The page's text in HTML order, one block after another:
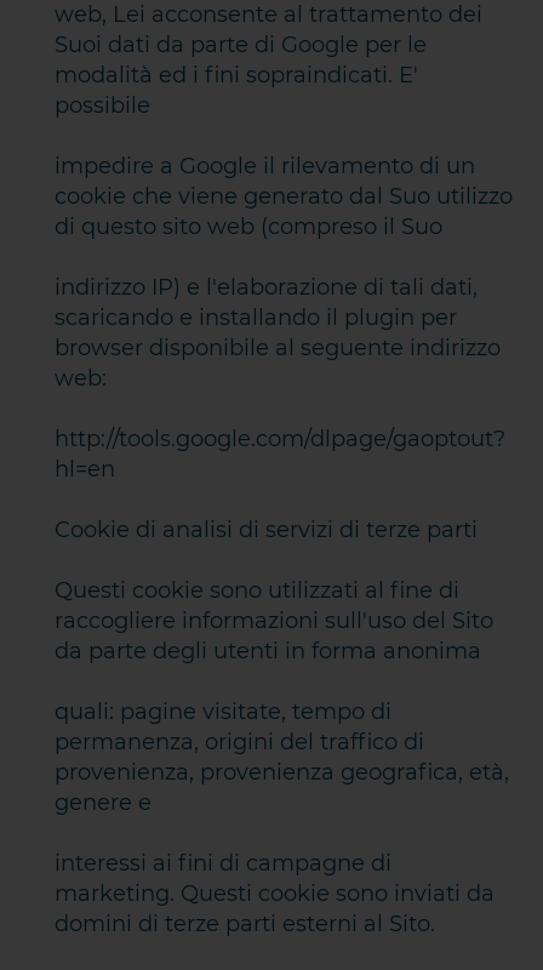
web, Lei acconsente al trattamento dei
Suoi dati da parte di Google per le
modalità ed i fini sopraindicati. E'
possibile
impedire a Google il rilevamento di un
cookie che viene generato dal Suo utilizzo
di questo sito web (compreso il Suo
indirizzo IP) e l'elaborazione di tali dati,
scaricando e installando il plugin per
browser disponibile al seguente indirizzo
web:
http://tools.google.com/dlpage/gaoptout?
hl=en
Cookie di analisi di servizi di terze parti
Questi cookie sono utilizzati al fine di
raccogliere informazioni sull'uso del Sito
da parte degli utenti in forma anonima
quali: pagine visitate, tempo di
permanenza, origini del traffico di
provenienza, provenienza geografica, età,
genere e
interessi ai fini di campagne di
marketing. Questi cookie sono inviati da
domini di terze parti esterni al Sito.